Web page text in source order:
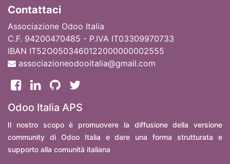
Contattaci
Associazione Odoo Italia
C.F. 94200470485 - P.IVA IT03309970733
IBAN IT52O0503460122000000002555
associazioneodooitalia@gmail.com
Odoo Italia APS
Il nostro scopo è promuovere la diffusione della versione
community di Odoo Italia e dare una forma strutturata e
supporto alla comunità italiana